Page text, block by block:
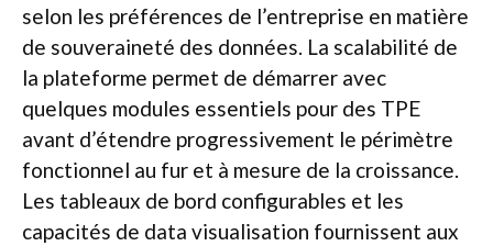
selon les préférences de l’entreprise en matière
de souveraineté des données. La scalabilité de
la plateforme permet de démarrer avec
quelques modules essentiels pour des TPE
avant d’étendre progressivement le périmètre
fonctionnel au fur et à mesure de la croissance.
Les tableaux de bord configurables et les
capacités de data visualisation fournissent aux